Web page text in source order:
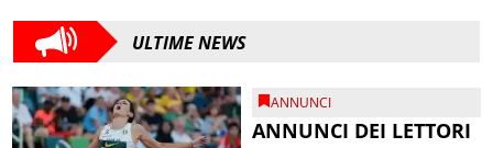
ULTIME NEWS
ANNUNCI
ANNUNCI DEI LETTORI